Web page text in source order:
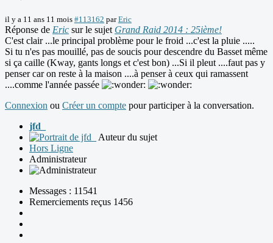
il y a 11 ans 11 mois #113162 parEric
Réponse de Eric sur le sujet Grand Raid 2014 : 25ième!
C'est clair ...le principal problème pour le froid ...c'est la pluie .....
Si tu n'es pas mouillé, pas de soucis pour descendre du Basset même
si ça caille (Kway, gants longs et c'est bon) ...Si il pleut ....faut pas y
penser car on reste à la maison ....à penser à ceux qui ramassent
....comme l'année passée
Connexion ou Créer un compte pour participer à la conversation.
jfd_
Auteur du sujet
Hors Ligne
Administrateur
Messages : 11541
Remerciements reçus 1456